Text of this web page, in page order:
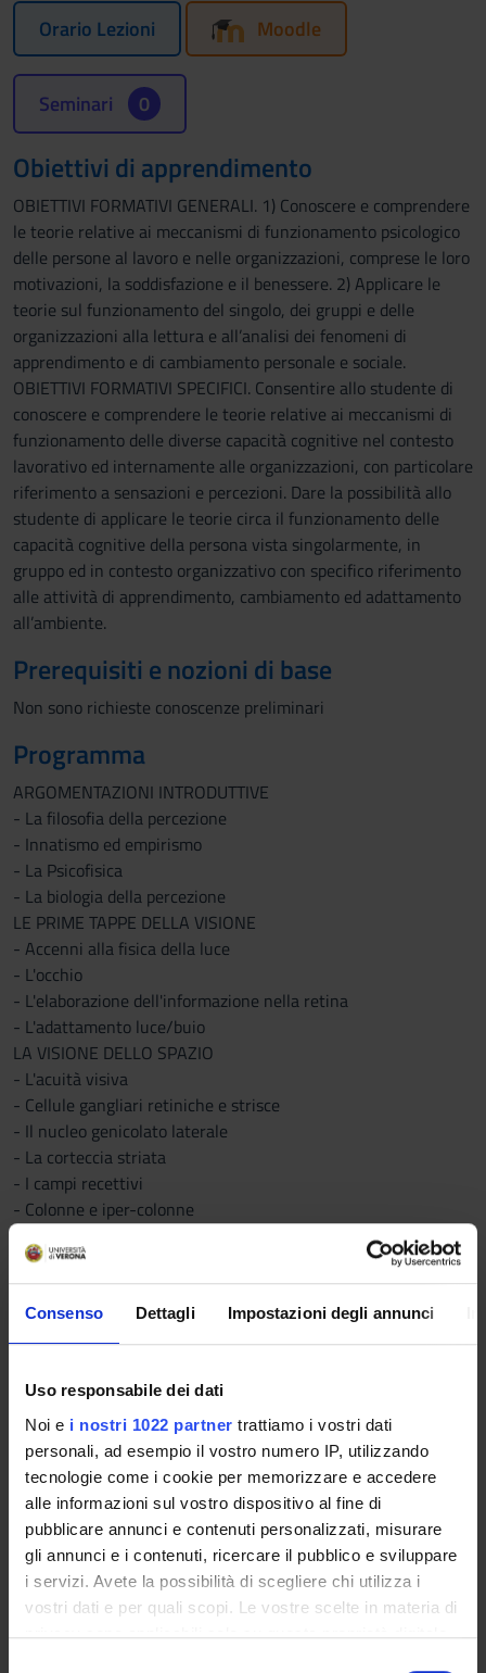
Consenso Dettagli Impostazioni degli annunci
Uso responsabile dei dati
Noi e i nostri 1022 partner trattiamo i vostri dati
personali, ad esempio il vostro numero IP, utilizzando
tecnologie come i cookie per memorizzare e accedere
alle informazioni sul vostro dispositivo al fine di
pubblicare annunci e contenuti personalizzati, misurare
gli annunci e i contenuti, ricercare il pubblico e sviluppare
i servizi. Avete la possibilità di scegliere chi utilizza i
vostri dati e per quali scopi. Le vostre scelte in materia di
privacy sono applicabili solo su questa proprietà digitale
Orario Lezioni Moodle
Seminari 0
Obiettivi di apprendimento
OBIETTIVI FORMATIVI GENERALI. 1) Conoscere e comprendere
le teorie relative ai meccanismi di funzionamento psicologico
delle persone al lavoro e nelle organizzazioni, comprese le loro
motivazioni, la soddisfazione e il benessere. 2) Applicare le
teorie sul funzionamento del singolo, dei gruppi e delle
organizzazioni alla lettura e all’analisi dei fenomeni di
apprendimento e di cambiamento personale e sociale.
OBIETTIVI FORMATIVI SPECIFICI. Consentire allo studente di
conoscere e comprendere le teorie relative ai meccanismi di
funzionamento delle diverse capacità cognitive nel contesto
lavorativo ed internamente alle organizzazioni, con particolare
riferimento a sensazioni e percezioni. Dare la possibilità allo
studente di applicare le teorie circa il funzionamento delle
capacità cognitive della persona vista singolarmente, in
gruppo ed in contesto organizzativo con specifico riferimento
alle attività di apprendimento, cambiamento ed adattamento
all’ambiente.
Prerequisiti e nozioni di base
Non sono richieste conoscenze preliminari
Programma
ARGOMENTAZIONI INTRODUTTIVE
- La filosofia della percezione
- Innatismo ed empirismo
- La Psicofisica
- La biologia della percezione
LE PRIME TAPPE DELLA VISIONE
- Accenni alla fisica della luce
- L'occhio
- L'elaborazione dell'informazione nella retina
- L'adattamento luce/buio
LA VISIONE DELLO SPAZIO
- L'acuità visiva
- Cellule gangliari retiniche e strisce
- Il nucleo genicolato laterale
- La corteccia striata
- I campi recettivi
- Colonne e iper-colonne
IL RICONOSCIMENTO DEGLI OGGETTI
- La percezione dei contorni
- Il raggruppamento e la tessitura
- Figura e sfondo
- Principi di base della percezione dei colori
- La tricromia
- Processi opponenti
- Luci colorate, superfici colorate
LA PERCEZIONE DELLO SPAZIO E LA VISIONE BINOCULARE
- Gli indizi monoculari dello spazio tridimensionale
- La visione binoculare e la stereopsi
- La combinazione degli indizi di profondità
LA PERCEZIONE DEL MOVIMENTO